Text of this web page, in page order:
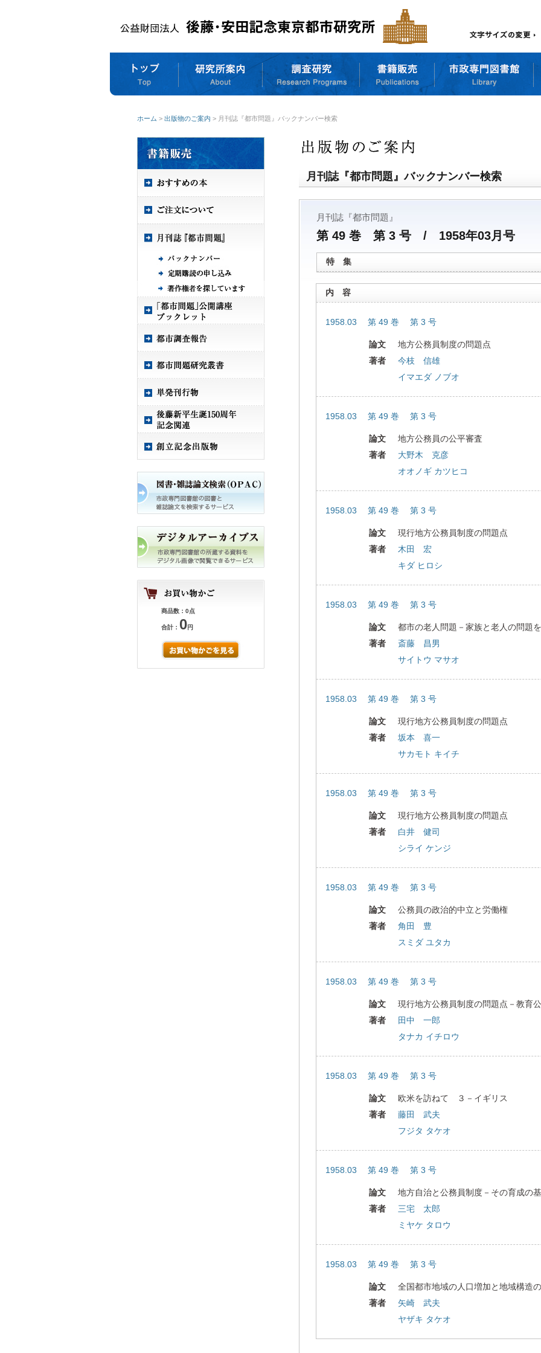
ホーム > 出版物のご案内 > 月刊誌『都市問題』バックナンバー検索
商品数：0点
合計： 0円
月刊誌『都市問題』バックナンバー検索
月刊誌『都市問題』
第 49 巻 第 3 号 / 1958年03月号
特 集
内 容
1958.03 第 49 巻 第 3 号
論文
地方公務員制度の問題点
著者
今枝 信雄
イマエダ ノブオ
1958.03 第 49 巻 第 3 号
論文
地方公務員の公平審査
著者
大野木 克彦
オオノギ カツヒコ
1958.03 第 49 巻 第 3 号
論文
現行地方公務員制度の問題点
著者
木田 宏
キダ ヒロシ
1958.03 第 49 巻 第 3 号
論文
都市の老人問題－家族と老人の問題
著者
斎藤 昌男
サイトウ マサオ
1958.03 第 49 巻 第 3 号
論文
現行地方公務員制度の問題点
著者
坂本 喜一
サカモト キイチ
1958.03 第 49 巻 第 3 号
論文
現行地方公務員制度の問題点
著者
白井 健司
シライ ケンジ
1958.03 第 49 巻 第 3 号
論文
公務員の政治的中立と労働権
著者
角田 豊
スミダ ユタカ
1958.03 第 49 巻 第 3 号
論文
現行地方公務員制度の問題点－教育
著者
田中 一郎
タナカ イチロウ
1958.03 第 49 巻 第 3 号
論文
欧米を訪ねて ３－イギリス
著者
藤田 武夫
フジタ タケオ
1958.03 第 49 巻 第 3 号
論文
地方自治と公務員制度－その育成の
著者
三宅 太郎
ミヤケ タロウ
1958.03 第 49 巻 第 3 号
論文
全国都市地域の人口増加と地域構造の
著者
矢崎 武夫
ヤザキ タケオ